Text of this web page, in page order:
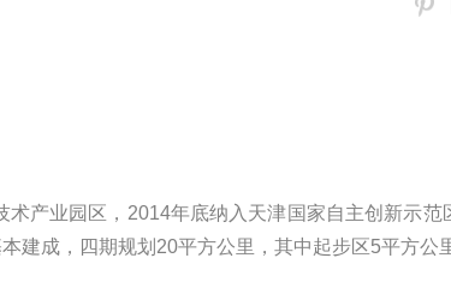
产业园区，2014年底纳入天津国家自主创新示范
成，四期规划20平方公里，其中起步区5平方公